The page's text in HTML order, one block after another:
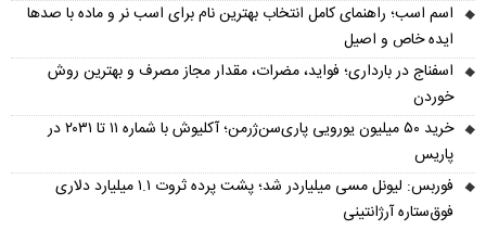
اسم اسب؛ راهنمای کامل انتخاب بهترین نام برای اسب نر و ماده با صدها
ایده خاص و اصیل
اسفناج در بارداری؛ فواید، مضرات، مقدار مجاز مصرف و بهترین روش
خوردن
خرید ۵۰ میلیون یورویی پاری‌سن‌ژرمن؛ آکلیوش با شماره ۱۱ تا ۲۰۳۱ در
پاریس
فوربس: لیونل مسی میلیاردر شد؛ پشت پرده ثروت ۱.۱ میلیارد دلاری
فوق‌ستاره آرژانتینی